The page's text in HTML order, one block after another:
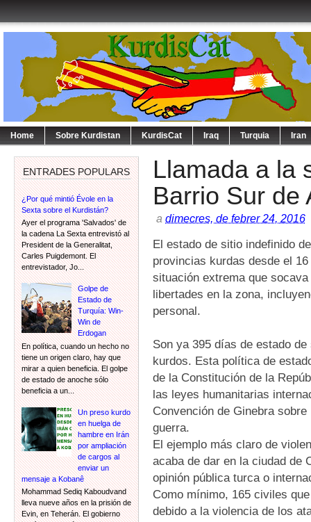
Home Sobre Kurdistan KurdisCat Iraq Turquia Iran
ENTRADES POPULARS
¿Por qué mintió Évole en la
Sexta sobre el Kurdistán?
Ayer el programa 'Salvados' de
la cadena La Sexta entrevistó al
President de la Generalitat,
Carles Puigdemont. El
entrevistador, Jo...
Golpe de
Estado de
Turquía: Win-
Win de
Erdogan
En política, cuando un hecho no
tiene un origen claro, hay que
mirar a quien beneficia. El golpe
de estado de anoche sólo
beneficia a un...
Un preso kurdo
en huelga de
hambre en Irán
por ampliación
de cargos al
enviar un
mensaje a Kobanê
Mohammad Sediq Kaboudvand
lleva nueve años en la prisión de
Evin, en Teherán. El gobierno
Llamada a la
Barrio Sur de
a dimecres, de febrer 24, 2016
El estado de sitio indefinido
provincias kurdas desde el
situación extrema que
libertades en la zona,
personal.
Son ya 395 días de estado
kurdos. Esta política de
de la Constitución de la
las leyes humanitarias
Convención de Ginebra
guerra.
El ejemplo más claro de
acaba de dar en la ciudad de
opinión pública turca o
Como mínimo, 165 civiles
debido a la violencia de los